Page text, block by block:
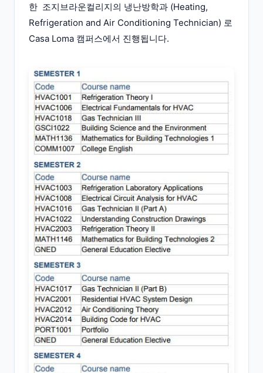
한 조지브라운컬리지의 냉난방학과 (Heating,
Refrigeration and Air Conditioning Technician) 로
Casa Loma 캠퍼스에서 진행됩니다.